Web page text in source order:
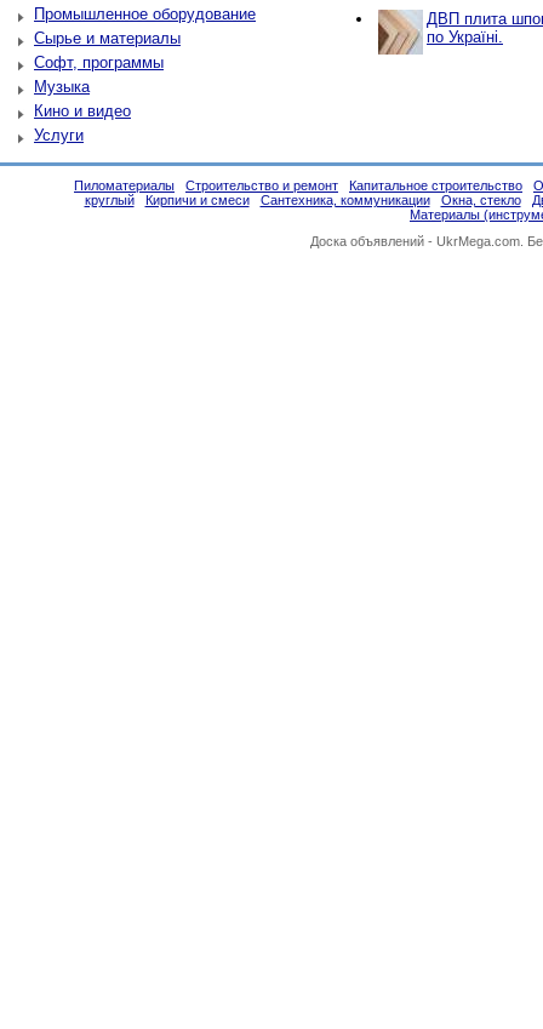
Промышленное оборудование
Сырье и материалы
Софт, программы
Музыка
Кино и видео
Услуги
ДВП плита
по Україні.
Пиломатериалы Строительство и ремонт Капитальное строительство
круглый
Кирпичи и смеси Сантехника, коммуникации Окна, стекло
Материалы
Доска объявлений - UkrMega.com.